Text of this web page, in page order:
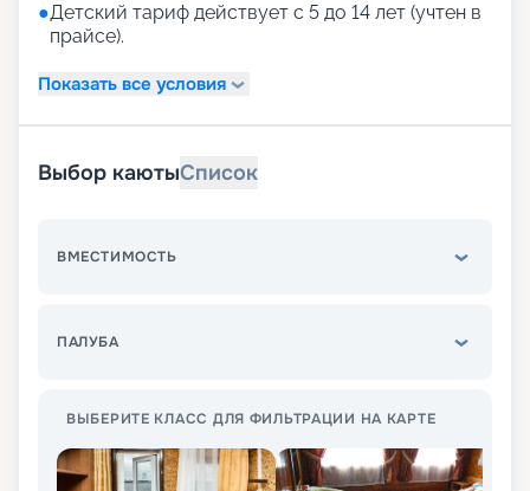
●Детский тариф действует с 5 до 14 лет (учтен в
прайсе).
Показать все условия
Выбор каютыСписок
ВМЕСТИМОСТЬ
ПАЛУБА
ВЫБЕРИТЕ КЛАСС ДЛЯ ФИЛЬТРАЦИИ НА КАРТЕ